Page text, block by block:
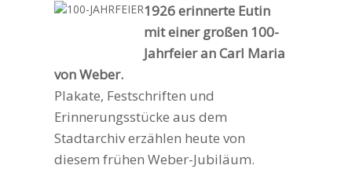
1926 erinnerte Eutin
mit einer großen 100-
Jahrfeier an Carl Maria
von Weber.
Plakate, Festschriften und
Erinnerungsstücke aus dem
Stadtarchiv erzählen heute von
diesem frühen Weber-Jubiläum.